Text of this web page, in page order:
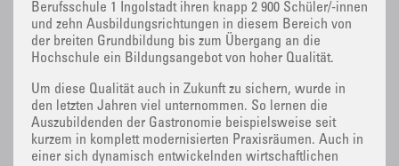
Berufsschule 1 Ingolstadt ihren knapp 2 900 Schüler/-innen
und zehn Ausbildungsrichtungen in diesem Bereich von
der breiten Grundbildung bis zum Übergang an die
Hochschule ein Bildungsangebot von hoher Qualität.
Um diese Qualität auch in Zukunft zu sichern, wurde in
den letzten Jahren viel unternommen. So lernen die
Auszubildenden der Gastronomie beispielsweise seit
kurzem in komplett modernisierten Praxisräumen. Auch in
einer sich dynamisch entwickelnden wirtschaftlichen